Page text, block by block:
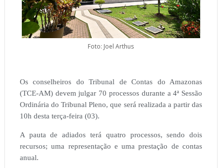
Foto: Joel Arthus
Os conselheiros do Tribunal de Contas do Amazonas
(TCE-AM) devem julgar 70 processos durante a 4ª Sessão
Ordinária do Tribunal Pleno, que será realizada a partir das
10h desta terça-feira (03).
A pauta de adiados terá quatro processos, sendo dois
recursos; uma representação e uma prestação de contas
anual.